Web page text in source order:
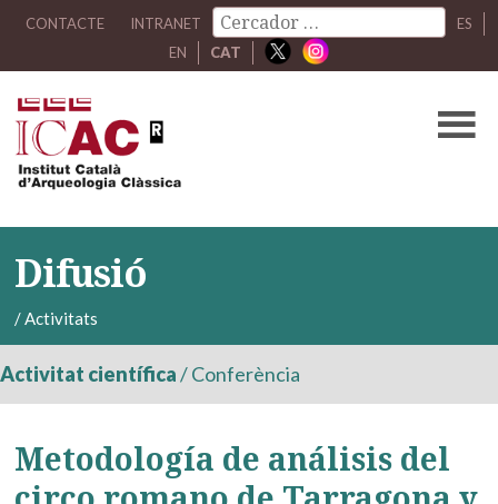
CONTACTE INTRANET
ES
EN
CAT
Difusió
/Activitats
Activitat científica/Conferència
Metodología de análisis del